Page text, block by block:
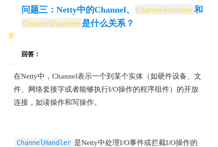
问题三：Netty中的Channel、 ChannelHandler和
ChannelPipeline 是什么关系？
回答：
在Netty中，Channel表示一个到某个实体（如硬件设备、文
件、网络套接字或者能够执行I/O操作的程序组件）的开放
连接，如读操作和写操作。
ChannelHandler 是Netty中处理I/O事件或拦截I/O操作的